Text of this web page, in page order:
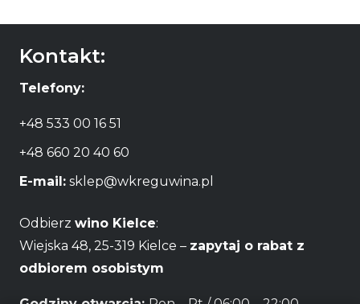
Kontakt:
Telefony:
+48 533 00 16 51
+48 660 20 40 60
E-mail: sklep@wkreguwina.pl
Odbierz wino Kielce:
Wiejska 48, 25-319 Kielce – zapytaj o rabat z
odbiorem osobistym